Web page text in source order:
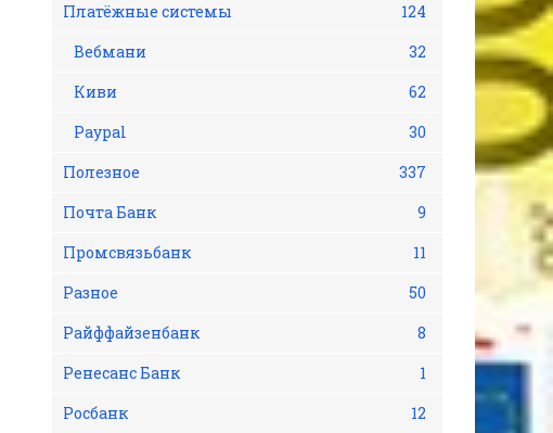
Платёжные системы
124
Вебмани
32
Киви
62
Рaypal
30
Полезное
337
Почта Банк
9
Промсвязьбанк
11
Разное
50
Райффайзенбанк
8
Ренесанс Банк
1
Росбанк
12